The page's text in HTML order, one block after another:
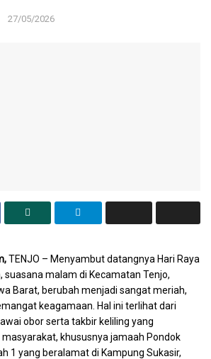
27/05/2026
TENJO – Menyambut datangnya Hari Raya
suasana malam di Kecamatan Tenjo,
Barat, berubah menjadi sangat meriah,
keagamaan. Hal ini terlihat dari
obor serta takbir keliling yang
khususnya jamaah Pondok
1 yang beralamat di Kampung Sukasir,